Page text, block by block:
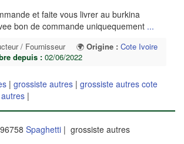
et faite vous livrer au burkina
bon de commande uniquequement ...
/ Fournisseur 🌍 Origine : Cote Ivoire
depuis : 02/06/2022
| grossiste autres | grossiste autres cote
|
Spaghetti| grossiste autres